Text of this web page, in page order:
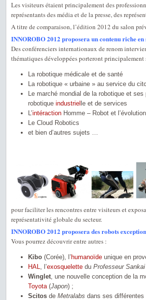
Les visiteurs étaient principalement des
représentants des média et de la presse, des
A titre de comparaison, l’édition 2012 du salon
INNOROBO 2012 proposera un contenu riche en
Des conférenciers internationaux de renom
thématiques développées porteront principalement
La robotique médicale et de santé
La robotique « urbaine » au service du
Le marché mondial de la robotique et
robotique industriel le et de services
L’intéraction Homme – Robot et
Le Cloud Robotics
et bien d’autres sujets …
pour faciliter les rencontres entre visiteurs et
représentativité globale du secteur.
INNOROBO 2012 proposera des robots
Vous pourrez découvrir entre autres :
Kibo (Corée), l’ humanoïde unique en
HAL, l’exosquelette du Professeur Sankai
Winglet, une nouvelle conception de la
Toyota(Japon) ;
Scitos de Metralabs dans ses